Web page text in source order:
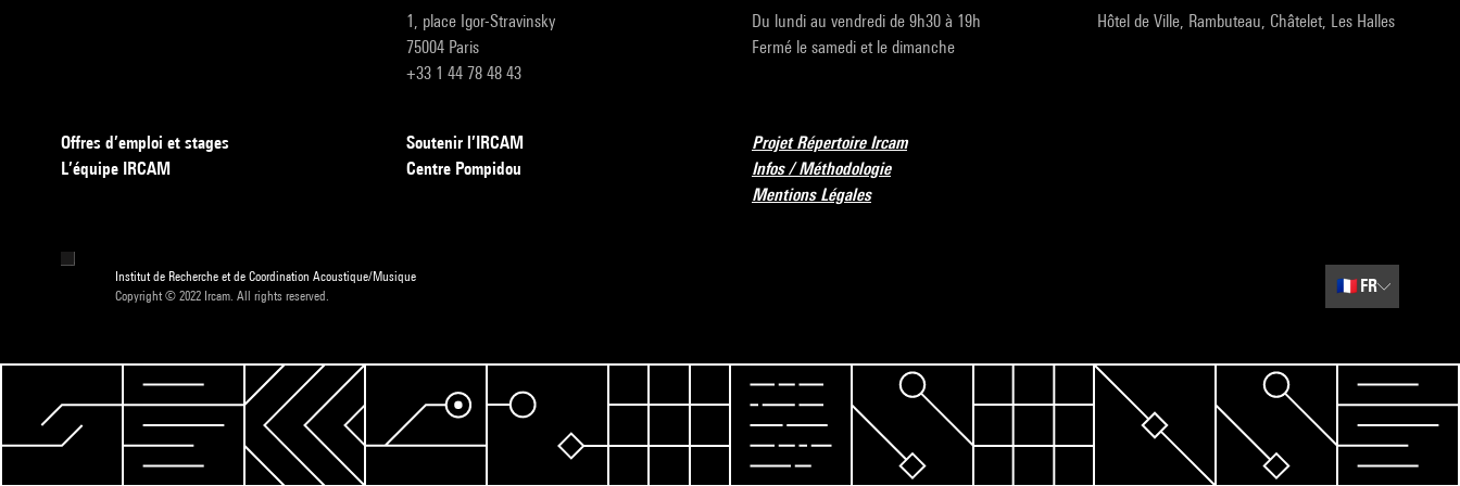
1, place Igor-Stravinsky
75004 Paris
+33 1 44 78 48 43
Du lundi au vendredi de 9h30 à 19h
Fermé le samedi et le dimanche
Hôtel de Ville, Rambuteau, Châtelet, Les Halles
Offres d’emploi et stages
L’équipe IRCAM
Soutenir l’IRCAM
Centre Pompidou
Projet Répertoire Ircam
Infos / Méthodologie
Mentions Légales
Institut de Recherche et de Coordination Acoustique/Musique
Copyright © 2022 Ircam. All rights reserved.
🇫🇷 FR